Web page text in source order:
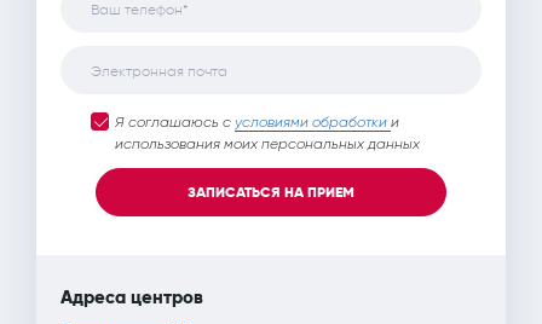
Ваш телефон*
Электронная почта
Я соглашаюсь с условиями обработки и
использования моих персональных данных
ЗАПИСАТЬСЯ НА ПРИЕМ
Адреса центров